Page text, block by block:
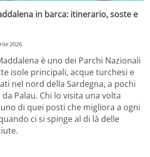
in barca: itinerario, soste e
2026
è uno dei Parchi Nazionali
isole principali, acque turchesi e
nel nord della Sardegna, a pochi
Palau. Chi lo visita una volta
di quei posti che migliora a ogni
ci si spinge al di là delle